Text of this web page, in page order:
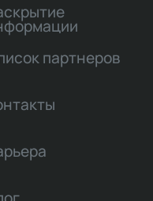
партнеров